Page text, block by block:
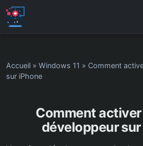
Accueil » Windows 11 » Comment
sur iPhone
Comment
développeur